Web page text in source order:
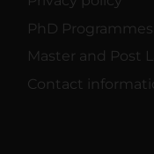
PhD Programmes
Master and Post
Contact